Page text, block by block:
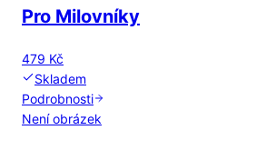
Pro Milovníky
479 Kč
Skladem
Podrobnosti
Není obrázek